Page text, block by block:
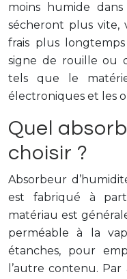
moins humide
sécheront plus vite,
frais plus
signe de rouille ou
tels que le
électroniques et les
Quel
choisir ?
Absorbeur
est fabriqué à
matériau est
perméable à la
étanches, pour
l’autre contenu. Par